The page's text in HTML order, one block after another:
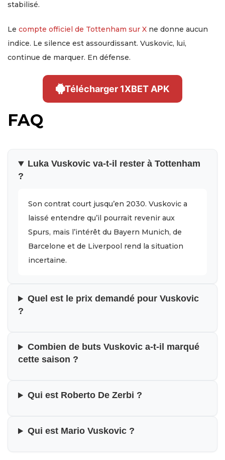
stabilisé.
Le compte officiel de Tottenham sur X ne donne aucun
indice. Le silence est assourdissant. Vuskovic, lui,
continue de marquer. En défense.
Télécharger 1XBET APK
FAQ
Luka Vuskovic va-t-il rester à Tottenham
?
Son contrat court jusqu’en 2030. Vuskovic a
laissé entendre qu’il pourrait revenir aux
Spurs, mais l’intérêt du Bayern Munich, de
Barcelone et de Liverpool rend la situation
incertaine.
Quel est le prix demandé pour Vuskovic
?
Combien de buts Vuskovic a-t-il marqué
cette saison ?
Qui est Roberto De Zerbi ?
Qui est Mario Vuskovic ?